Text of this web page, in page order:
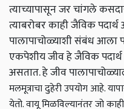
त्याच्यापासून जर चांगले
त्याबरोबर काही जैविक
पालापाचोळ्याशी संबंध आला
एकपेशीय जीव हे जैविक पदार्थ
असतात. हे जीव
मलमूत्राचा दुहेरी उपयोग आहे.
येतो. वायू मिळविल्यानंतर जो